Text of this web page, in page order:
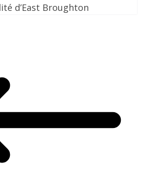
d’East Broughton